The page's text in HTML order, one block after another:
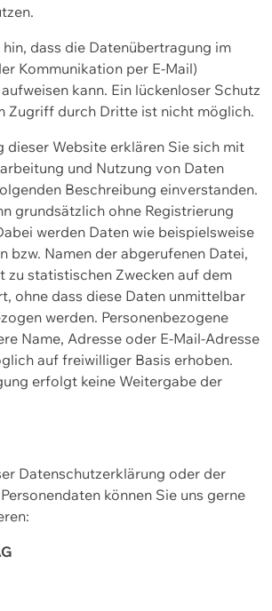
dass die Datenübertragung im
Kommunikation per E-Mail)
kann. Ein lückenloser Schutz
Zugriff durch Dritte ist nicht möglich.
dieser Website erklären Sie sich mit
und Nutzung von Daten
Beschreibung einverstanden.
grundsätzlich ohne Registrierung
werden Daten wie beispielsweise
bzw. Namen der abgerufenen Datei,
zu statistischen Zwecken auf dem
ohne dass diese Daten unmittelbar
werden. Personenbezogene
Name, Adresse oder E-Mail-Adresse
auf freiwilliger Basis erhoben.
erfolgt keine Weitergabe der
Datenschutzerklärung oder der
können Sie uns gerne